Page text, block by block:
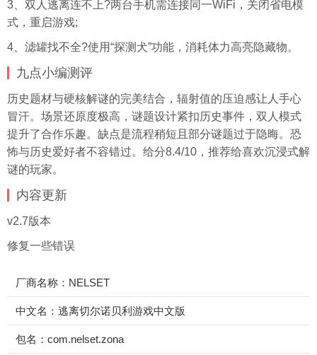
3、双人逃离连不上?两台手机需连接同一WiFi，关闭省电模
式，重启游戏;
4、滤罐找不全?使用“探测犬”功能，消耗体力高亮隐藏物。
九点小编测评
历史题材与硬核解谜的完美结合，辐射值的压迫感让人手心
冒汗。场景还原度极高，谜题设计紧扣历史事件，双人模式
提升了合作乐趣。缺点是流程稍短且部分谜题过于隐晦。恐
怖与历史爱好者不容错过。给分8.4/10，推荐给喜欢沉浸式解
谜的玩家。
内容更新
v2.7版本
修复一些错误
厂商名称：NELSET
中文名：逃离切尔诺贝利游戏中文版
包名：com.nelset.zona